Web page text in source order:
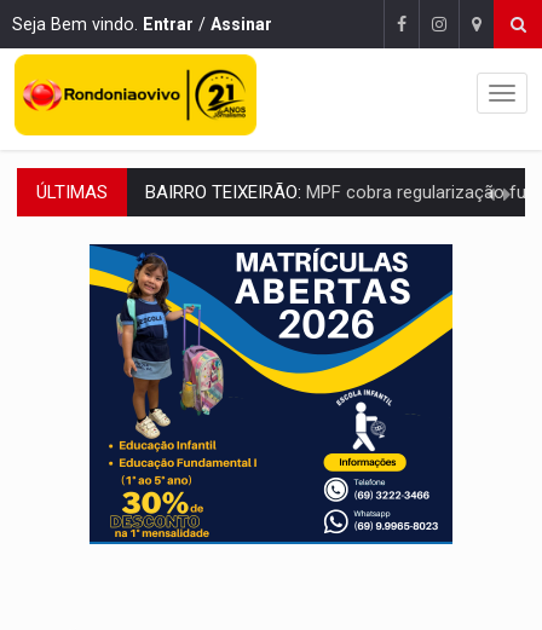
Seja Bem vindo. Entrar / Assinar
ÚLTIMAS SUCESSO NA ABERTURA:2ª Feira Rondônia Empreendedora segue no Espaço
REESTRUTURAÇÃO:Secretário da Seinfra de Porto Velho pede
SAÚDE INDÍGENA: Pirahã terão consultas e exames especializados durante
ECONOMIA: Dia dos pais deve movimentar R$ 8,5 bilhões e RO
DIA DOS PAIS: Bailarina da Praça organiza celebração gratuita
VÍDEO: Perseguição a embarcação no rio Madeira termina com
MEGA SENA: Prêmio acumula para R$ 165
Publicação Legal: AVISO DE LICITAÇÃO: PREGÃO ELETRÔNICO Nº